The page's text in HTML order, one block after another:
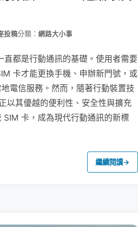
投稿分類： 網路大小事
直都是行動通訊的基礎。使用者需要
卡才能更換手機、申辦新門號，或
電信服務。然而，隨著行動裝置技
以其優越的便利性、安全性與擴充
SIM 卡，成為現代行動通訊的新標
繼續閱讀→